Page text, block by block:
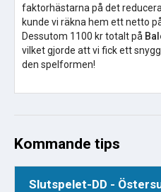
faktorhästarna på det
kunde vi räkna hem ett netto
Dessutom 1100 kr totalt på
vilket gjorde att vi fick ett
den spelformen!
Kommande tips
Slutspelet-DD -